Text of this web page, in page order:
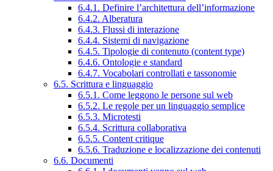
6.4.1. Definire l’architettura dell’informazione
6.4.2. Alberatura
6.4.3. Flussi di interazione
6.4.4. Sistemi di navigazione
6.4.5. Tipologie di contenuto (content type)
6.4.6. Ontologie e standard
6.4.7. Vocabolari controllati e tassonomie
6.5. Scrittura e linguaggio
6.5.1. Come leggono le persone sul web
6.5.2. Le regole per un linguaggio semplice
6.5.3. Microtesti
6.5.4. Scrittura collaborativa
6.5.5. Content critique
6.5.6. Traduzione e localizzazione dei contenuti
6.6. Documenti